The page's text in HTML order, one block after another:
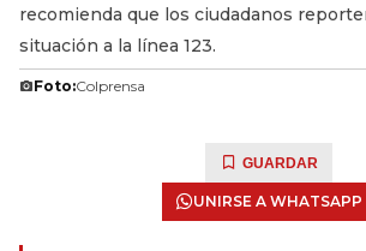
recomienda que los ciudadanos
situación a la línea 123.
Foto:Colprensa
GUARDAR
UNIRSE A WHATSAPP